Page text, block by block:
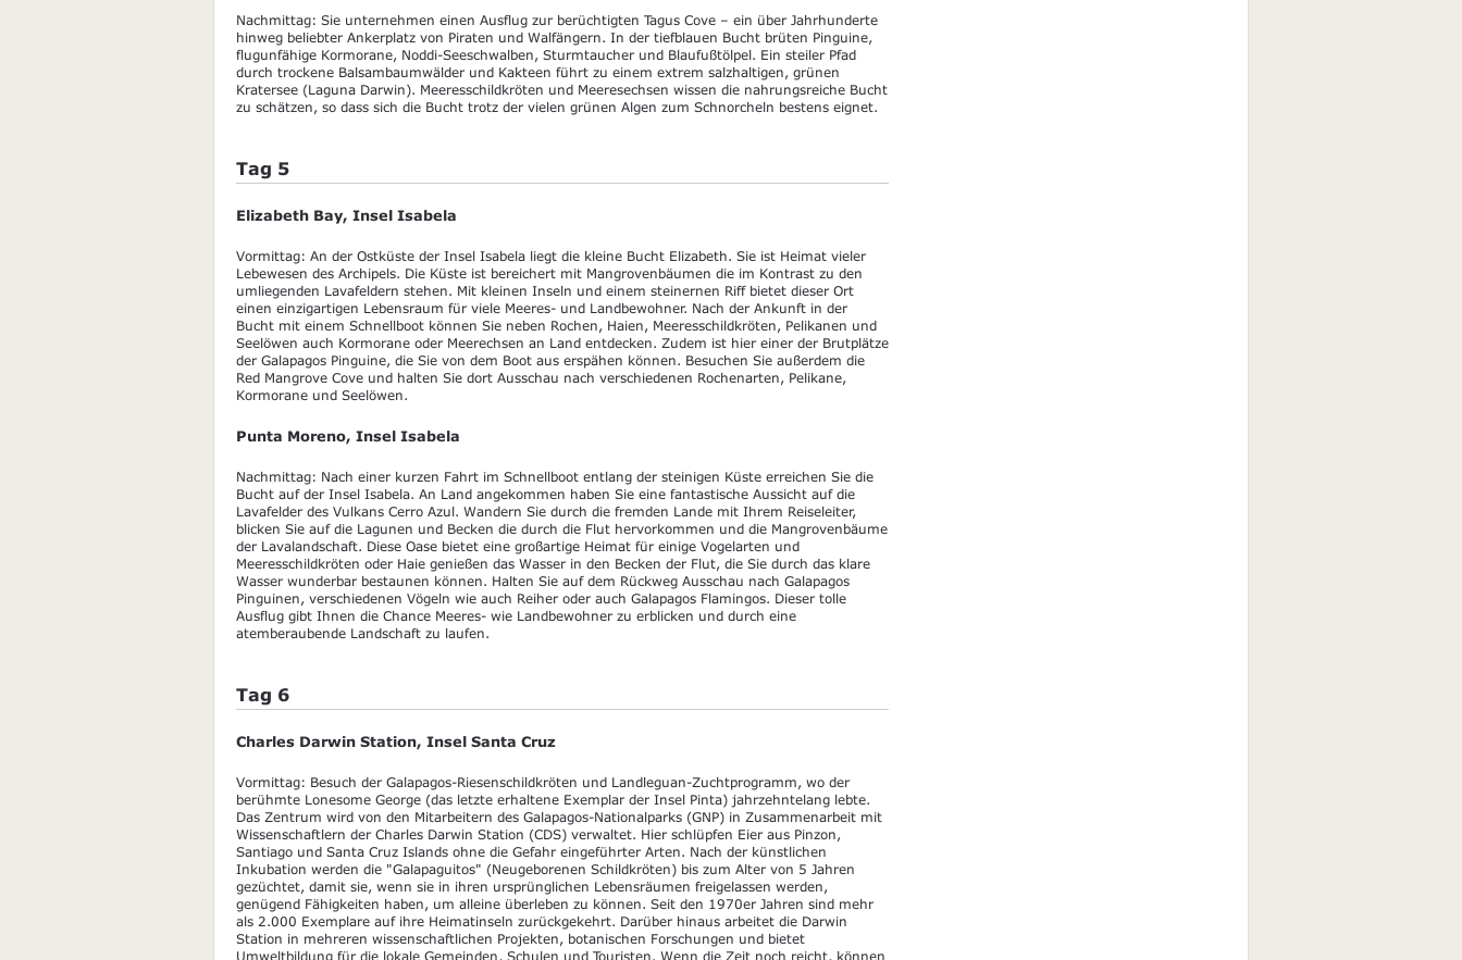
Nachmittag: Sie unternehmen einen Ausflug zur berüchtigten Tagus Cove – ein über Jahrhunderte
hinweg beliebter Ankerplatz von Piraten und Walfängern. In der tiefblauen Bucht brüten Pinguine,
flugunfähige Kormorane, Noddi-Seeschwalben, Sturmtaucher und Blaufußtölpel. Ein steiler Pfad
durch trockene Balsambaumwälder und Kakteen führt zu einem extrem salzhaltigen, grünen
Kratersee (Laguna Darwin). Meeresschildkröten und Meeresechsen wissen die nahrungsreiche Bucht
zu schätzen, so dass sich die Bucht trotz der vielen grünen Algen zum Schnorcheln bestens eignet.
Tag 5
Elizabeth Bay, Insel Isabela
Vormittag: An der Ostküste der Insel Isabela liegt die kleine Bucht Elizabeth. Sie ist Heimat vieler
Lebewesen des Archipels. Die Küste ist bereichert mit Mangrovenbäumen die im Kontrast zu den
umliegenden Lavafeldern stehen. Mit kleinen Inseln und einem steinernen Riff bietet dieser Ort
einen einzigartigen Lebensraum für viele Meeres- und Landbewohner. Nach der Ankunft in der
Bucht mit einem Schnellboot können Sie neben Rochen, Haien, Meeresschildkröten, Pelikanen und
Seelöwen auch Kormorane oder Meerechsen an Land entdecken. Zudem ist hier einer der Brutplätze
der Galapagos Pinguine, die Sie von dem Boot aus erspähen können. Besuchen Sie außerdem die
Red Mangrove Cove und halten Sie dort Ausschau nach verschiedenen Rochenarten, Pelikane,
Kormorane und Seelöwen.
Punta Moreno, Insel Isabela
Nachmittag: Nach einer kurzen Fahrt im Schnellboot entlang der steinigen Küste erreichen Sie die
Bucht auf der Insel Isabela. An Land angekommen haben Sie eine fantastische Aussicht auf die
Lavafelder des Vulkans Cerro Azul. Wandern Sie durch die fremden Lande mit Ihrem Reiseleiter,
blicken Sie auf die Lagunen und Becken die durch die Flut hervorkommen und die Mangrovenbäume
der Lavalandschaft. Diese Oase bietet eine großartige Heimat für einige Vogelarten und
Meeresschildkröten oder Haie genießen das Wasser in den Becken der Flut, die Sie durch das klare
Wasser wunderbar bestaunen können. Halten Sie auf dem Rückweg Ausschau nach Galapagos
Pinguinen, verschiedenen Vögeln wie auch Reiher oder auch Galapagos Flamingos. Dieser tolle
Ausflug gibt Ihnen die Chance Meeres- wie Landbewohner zu erblicken und durch eine
atemberaubende Landschaft zu laufen.
Tag 6
Charles Darwin Station, Insel Santa Cruz
Vormittag: Besuch der Galapagos-Riesenschildkröten und Landleguan-Zuchtprogramm, wo der
berühmte Lonesome George (das letzte erhaltene Exemplar der Insel Pinta) jahrzehntelang lebte.
Das Zentrum wird von den Mitarbeitern des Galapagos-Nationalparks (GNP) in Zusammenarbeit mit
Wissenschaftlern der Charles Darwin Station (CDS) verwaltet. Hier schlüpfen Eier aus Pinzon,
Santiago und Santa Cruz Islands ohne die Gefahr eingeführter Arten. Nach der künstlichen
Inkubation werden die "Galapaguitos" (Neugeborenen Schildkröten) bis zum Alter von 5 Jahren
gezüchtet, damit sie, wenn sie in ihren ursprünglichen Lebensräumen freigelassen werden,
genügend Fähigkeiten haben, um alleine überleben zu können. Seit den 1970er Jahren sind mehr
als 2.000 Exemplare auf ihre Heimatinseln zurückgekehrt. Darüber hinaus arbeitet die Darwin
Station in mehreren wissenschaftlichen Projekten, botanischen Forschungen und bietet
Umweltbildung für die lokale Gemeinden, Schulen und Touristen. Wenn die Zeit noch reicht, können